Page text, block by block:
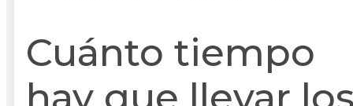
Cuánto tiempo